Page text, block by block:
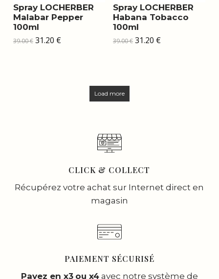
Spray LOCHERBER
Malabar Pepper
100ml
39.00€ Le
prix
31.20 €Le
prix
Spray LOCHERBER
Habana Tobacco
100ml
39.00€ Le
prix
31.20 €
Load more
CLICK & COLLECT
Récupérez votre achat sur Internet direct en
magasin
PAIEMENT SÉCURISÉ
Payez en x3 ou x4avec notre système de